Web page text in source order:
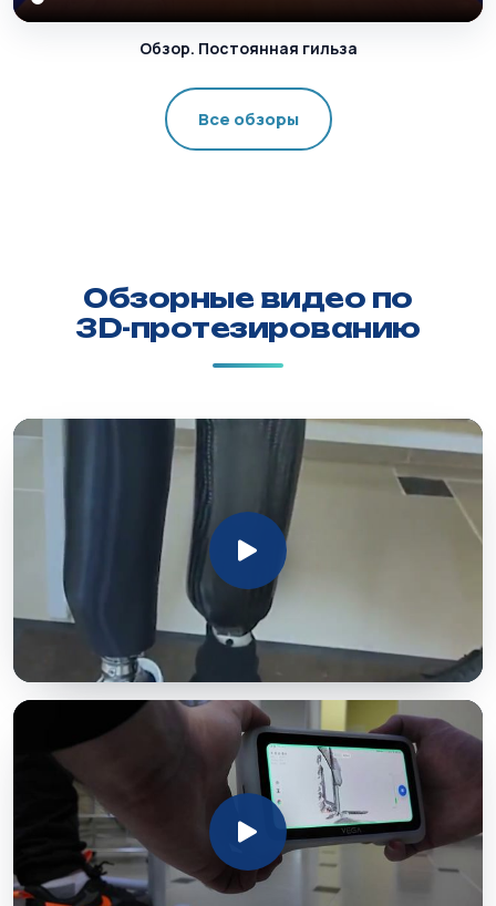
Обзор. Постоянная гильза
Все обзоры
Обзорные видео по
3D-протезированию